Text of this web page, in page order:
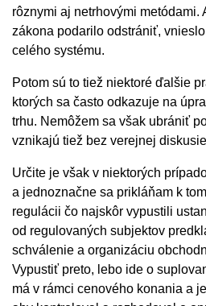
rôznymi aj netrhovými metódami.
zákona podarilo odstrániť,
celého systému.
Potom sú to tiež niektoré ďalšie
ktorých sa často odkazuje na
trhu. Nemôžem sa však ubrániť
vznikajú tiež bez verejnej
Určite je však v niektorých
a jednoznačne sa prikláňam k
regulácii čo najskôr vypustili
od regulovaných subjektov
schválenie a organizáciu
Vypustiť preto, lebo ide o
má v rámci cenového konania a